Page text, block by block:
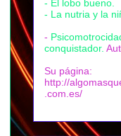
- El lobo bueno.
- La nutria y la
-
conquistador.
Su página:
http://
.com.es/